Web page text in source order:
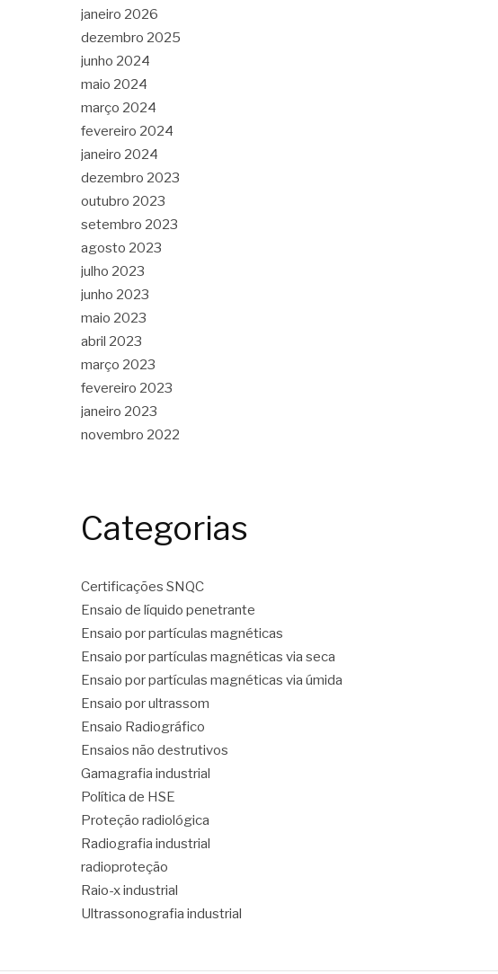
janeiro 2026
dezembro 2025
junho 2024
maio 2024
março 2024
fevereiro 2024
janeiro 2024
dezembro 2023
outubro 2023
setembro 2023
agosto 2023
julho 2023
junho 2023
maio 2023
abril 2023
março 2023
fevereiro 2023
janeiro 2023
novembro 2022
Categorias
Certificações SNQC
Ensaio de líquido penetrante
Ensaio por partículas magnéticas
Ensaio por partículas magnéticas via seca
Ensaio por partículas magnéticas via úmida
Ensaio por ultrassom
Ensaio Radiográfico
Ensaios não destrutivos
Gamagrafia industrial
Política de HSE
Proteção radiológica
Radiografia industrial
radioproteção
Raio-x industrial
Ultrassonografia industrial